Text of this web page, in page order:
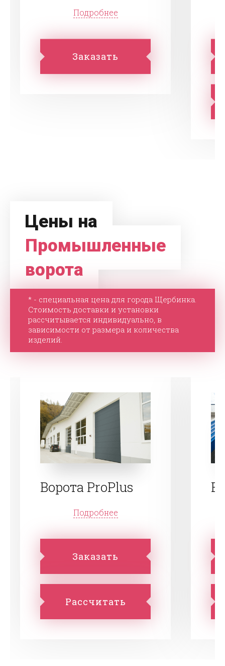
Подробнее
Заказать
Цены на
Промышленные
ворота
* - специальная цена для города Щербинка.
Стоимость доставки и установки
рассчитывается индивидуально, в
зависимости от размера и количества
изделий.
Ворота ProPlus
Подробнее
Заказать
Рассчитать